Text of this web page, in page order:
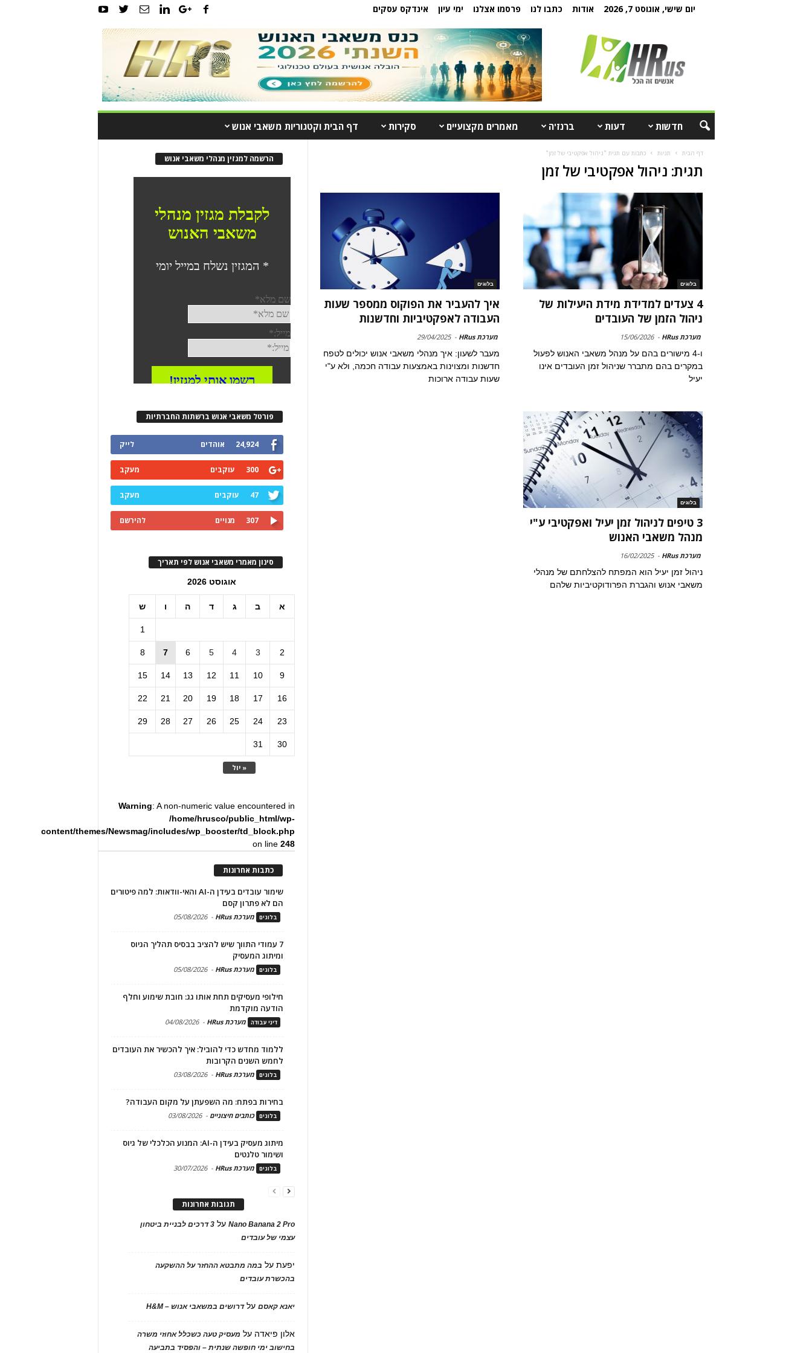
יום שישי, אוגוסט 7, 2026 אודות כתבו לנו פרסמו אצלנו ימי עיון אינדקס עסקים
חדשות דעות ברנז'ה מאמרים מקצועיים סקירות דף הבית וקטגוריות משאבי אנוש
דף הבית תגיות כתבות עם תגית "ניהול אפקטיבי של זמן"
תגית: ניהול אפקטיבי של זמן
בלוגים
4 צעדים למדידת מידת היעילות של
ניהול הזמן של העובדים
מערכת HRus -
15/06/2026
ו-4 מישורים בהם על מנהל משאבי האנוש לפעול
במקרים בהם מתברר שניהול זמן העובדים אינו
יעיל
בלוגים
איך להעביר את הפוקוס ממספר שעות
העבודה לאפקטיביות וחדשנות
מערכת HRus -
29/04/2025
מעבר לשעון: איך מנהלי משאבי אנוש יכולים לטפח
חדשנות ומצוינות באמצעות עבודה חכמה, ולא ע"י
שעות עבודה ארוכות
בלוגים
3 טיפים לניהול זמן יעיל ואפקטיבי ע"י
מנהל משאבי האנוש
מערכת HRus -
16/02/2025
ניהול זמן יעיל הוא המפתח להצלחתם של מנהלי
משאבי אנוש והגברת הפרודוקטיביות שלהם
הרשמה למגזין מנהלי משאבי אנוש
פורטל משאבי אנוש ברשתות החברתיות
24,924 אוהדים לייק
300 עוקבים מעקב
47 עוקבים מעקב
307 מנויים להירשם
סינון מאמרי משאבי אנוש לפי תאריך
אוגוסט 2026
א ב ג ד ה ו ש
« יול
1
2
3
4
5
6
7
8
9
10
11
12
13
14
15
16
17
18
19
20
21
22
23
24
25
26
27
28
29
30
31
Warning: A non-numeric value encountered in
/home/hrusco/public_html/wp-
content/themes/Newsmag/includes/wp_booster/td_block.php
on line248
כתבות אחרונות
שימור עובדים בעידן ה-AI והאי-וודאות: למה פיטורים
הם לא פתרון קסם
בלוגים מערכת HRus -
05/08/2026
7 עמודי התווך שיש להציב בבסיס תהליך הגיוס
ומיתוג המעסיק
בלוגים מערכת HRus -
05/08/2026
חילופי מעסיקים תחת אותו גג: חובת שימוע וחלף
הודעה מוקדמת
דיני עבודה מערכת HRus -
04/08/2026
ללמוד מחדש כדי להוביל: איך להכשיר את העובדים
לחמש השנים הקרובות
בלוגים מערכת HRus -
03/08/2026
בחירות בפתח: מה השפעתן על מקום העבודה?
בלוגים כותבים חיצוניים -
03/08/2026
מיתוג מעסיק בעידן ה-AI: המנוע הכלכלי של גיוס
ושימור טלנטים
בלוגים מערכת HRus -
30/07/2026
תגובות אחרונות
Nano Banana 2 Proעל
3 דרכים לבניית ביטחון
עצמי של עובדים
יפעתעל במה מתבטא ההחזר על ההשקעה
בהכשרת עובדים
יאנא קאסםעלדרושים במשאבי אנוש – H&M
אלון פיאדה על מעסיק טעה כשכלל אחוזי משרה
בחישוב ימי חופשה שנתית – והפסיד בתביעה